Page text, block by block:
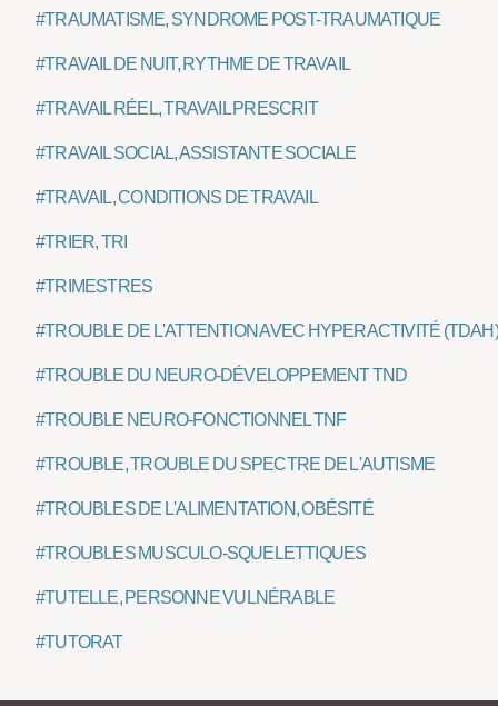
#TRAUMATISME, SYNDROME POST-TRAUMATIQUE
#TRAVAIL DE NUIT, RYTHME DE TRAVAIL
#TRAVAIL RÉEL, TRAVAIL PRESCRIT
#TRAVAIL SOCIAL, ASSISTANTE SOCIALE
#TRAVAIL, CONDITIONS DE TRAVAIL
#TRIER, TRI
#TRIMESTRES
#TROUBLE DE L'ATTENTION AVEC HYPERACTIVITÉ (TDAH)
#TROUBLE DU NEURO-DÉVELOPPEMENT TND
#TROUBLE NEURO-FONCTIONNEL TNF
#TROUBLE, TROUBLE DU SPECTRE DE L'AUTISME
#TROUBLES DE L'ALIMENTATION, OBÉSITÉ
#TROUBLES MUSCULO-SQUELETTIQUES
#TUTELLE, PERSONNE VULNÉRABLE
#TUTORAT